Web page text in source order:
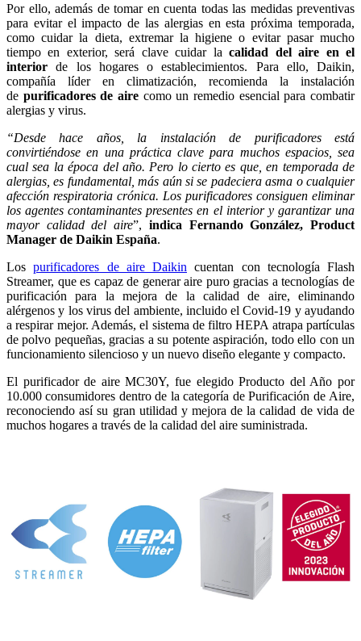
Por ello, además de tomar en cuenta todas las medidas preventivas
para evitar el impacto de las alergias en esta próxima temporada,
como cuidar la dieta, extremar la higiene o evitar pasar mucho
tiempo en exterior, será clave cuidar lacalidad del aire en el
interior de los hogares o establecimientos. Para ello, Daikin,
compañía líder en climatización, recomienda la instalación
de purificadores de aire como un remedio esencial para combatir
alergias y virus.
“Desde hace años, la instalación de purificadores está
convirtiéndose en una práctica clave para muchos espacios, sea
cual sea la época del año. Pero lo cierto es que, en temporada de
alergias, es fundamental, más aún si se padeciera asma o cualquier
afección respiratoria crónica. Los purificadores consiguen eliminar
los agentes contaminantes presentes en el interior y garantizar una
mayor calidad del aire”, indica Fernando González, Product
Manager de Daikin España.
Lospurificadores de aire Daikin cuentan con tecnología Flash
Streamer, que es capaz de generar aire puro gracias a tecnologías de
purificación para la mejora de la calidad de aire, eliminando
alérgenos y los virus del ambiente, incluido el Covid-19 y ayudando
a respirar mejor. Además, el sistema de filtro HEPA atrapa partículas
de polvo pequeñas, gracias a su potente aspiración, todo ello con un
funcionamiento silencioso y un nuevo diseño elegante y compacto.
El purificador de aire MC30Y, fue elegido Producto del Año por
10.000 consumidores dentro de la categoría de Purificación de Aire,
reconociendo así su gran utilidad y mejora de la calidad de vida de
muchos hogares a través de la calidad del aire suministrada.